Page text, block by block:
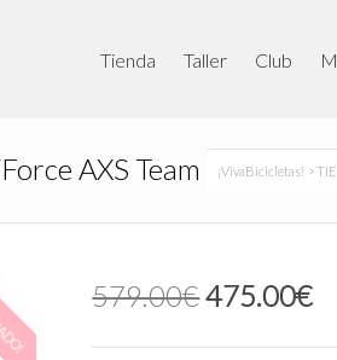
Tienda Taller Club
AXS Team ¡VivaBicicletas! >
579.00€El
precio
original
475.00€El